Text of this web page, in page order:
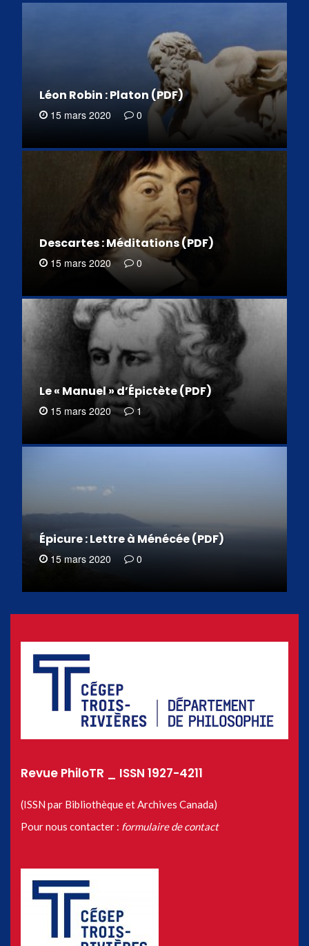
Léon Robin : Platon (PDF)
15 mars 2020 0
Descartes : Méditations (PDF)
15 mars 2020 0
Le « Manuel » d’Épictète (PDF)
15 mars 2020 1
Épicure : Lettre à Ménécée (PDF)
15 mars 2020 0
Revue PhiloTR _ ISSN 1927-4211
(ISSN par Bibliothèque et Archives Canada)
Pour nous contacter : formulaire de contact